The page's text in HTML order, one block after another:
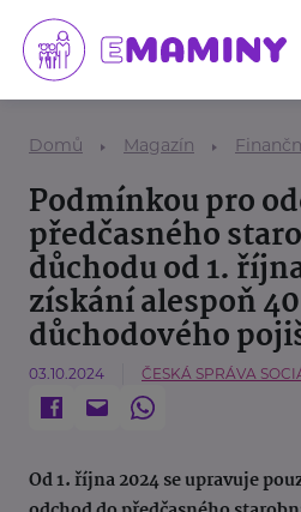
Domů Magazín
Podmínkou pro
předčasného
důchodu od 1.
získání alespoň
důchodového
03.10.2024 ČESKÁ SPRÁVA
Od 1. října 2024 se upravuje